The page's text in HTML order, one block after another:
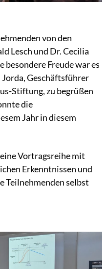
von den
Lesch und Dr. Cecilia
besondere Freude war es
Geschäftsführer
Stiftung, zu begrüßen
die
Jahr in diesem
Vortragsreihe mit
Erkenntnissen und
Teilnehmenden selbst